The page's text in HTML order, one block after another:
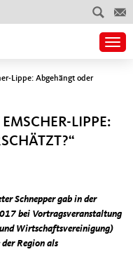
Lippe: Abgehängt oder
LIPPE:
Schnepper gab in der
bei Vortragsveranstaltung
Wirtschaftsvereinigung)
Region als